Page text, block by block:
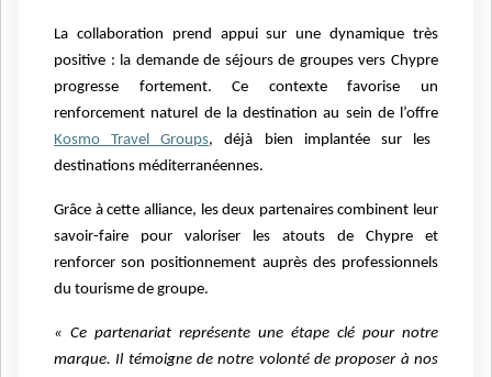
La collaboration prend appui sur une dynamique très
positive : la demande de séjours de groupes vers Chypre
progresse fortement. Ce contexte favorise un
renforcement naturel de la destination au sein de l’offre
Kosmo Travel Groups, déjà bien implantée sur les
destinations méditerranéennes.
Grâce à cette alliance, les deux partenaires combinent leur
savoir-faire pour valoriser les atouts de Chypre et
renforcer son positionnement auprès des professionnels
du tourisme de groupe.
« Ce partenariat représente une étape clé pour notre
marque. Il témoigne de notre volonté de proposer à nos